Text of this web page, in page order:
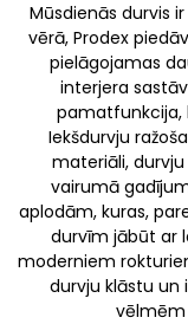
Mūsdienās durvis
vērā, Prodex
pielāgojamas
interjera
pamatfunkcija,
Iekšdurvju
materiāli,
vairumā
aplodām, kuras,
durvīm jābūt ar
moderniem
durvju klāstu un